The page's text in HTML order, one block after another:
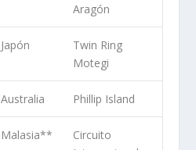
Aragón
Japón
Twin Ring
Motegi
Australia Phillip Island
Malasia**
Circuito